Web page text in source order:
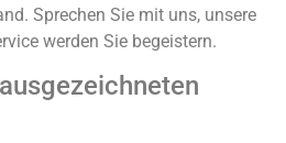
Sprechen Sie mit uns, unsere
werden Sie begeistern.